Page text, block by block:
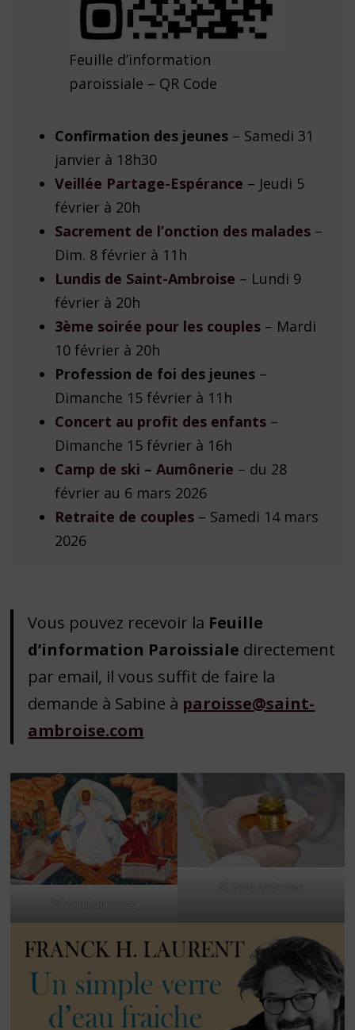
Feuille d’information
paroissiale – QR Code
Confirmation des jeunes – Samedi 31
janvier à 18h30
Veillée Partage-Espérance – Jeudi 5
février à 20h
Sacrement de l’onction des malades –
Dim. 8 février à 11h
Lundis de Saint-Ambroise – Lundi 9
février à 20h
3ème soirée pour les couples – Mardi
10 février à 20h
Profession de foi des jeunes –
Dimanche 15 février à 11h
Concert au profit des enfants –
Dimanche 15 février à 16h
Camp de ski – Aumônerie – du 28
février au 6 mars 2026
Retraite de couples – Samedi 14 mars
2026
Vous pouvez recevoir la Feuille
d’information Paroissiale directement
par email, il vous suffit de faire la
demande à Sabine à paroisse@saint-
ambroise.com
© Saint Ambroise
© Saint Ambroise